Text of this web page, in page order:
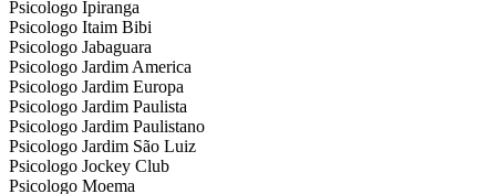
Psicologo Ipiranga
Psicologo Itaim Bibi
Psicologo Jabaguara
Psicologo Jardim America
Psicologo Jardim Europa
Psicologo Jardim Paulista
Psicologo Jardim Paulistano
Psicologo Jardim São Luiz
Psicologo Jockey Club
Psicologo Moema